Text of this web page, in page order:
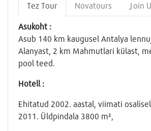
Tez Tour Novatours Join
Asukoht :
Asub 140 km kaugusel Antalya
Alanyast, 2 km Mahmutlari külast,
pool teed.
Hotell :
Ehitatud 2002. aastal, viimati
2011. Üldpindala 3800 m²,